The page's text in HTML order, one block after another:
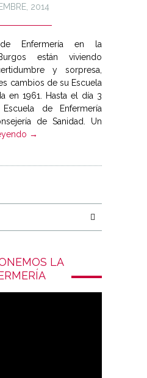
2014
Enfermería en la
están viviendo
y sorpresa,
cambios de su Escuela
en 1961. Hasta el día 3
de Enfermería
de Sanidad. Un
→
LA